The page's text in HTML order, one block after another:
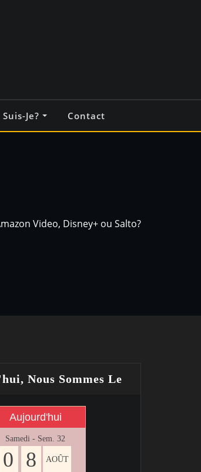
Suis-Je? Contact
Video, Disney+ ou Salto?
Nous Sommes Le
Aujourd'hui
Samedi - Sem. 32
0 8 AOÛT